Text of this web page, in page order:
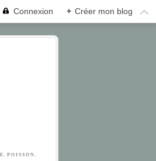
Connexion + Créer mon blog
, POISSON ,